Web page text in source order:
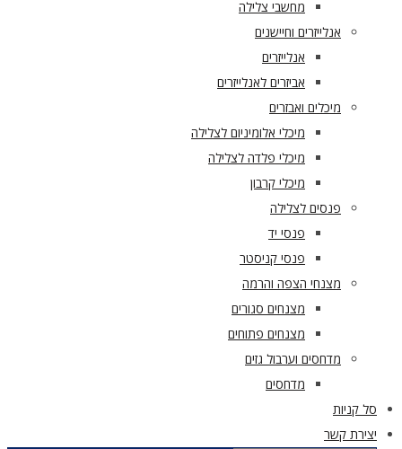
מחשבי צלילה
אנלייזרים וחיישנים
אנלייזרים
אביזרים לאנלייזרים
מיכלים ואבזרים
מיכלי אלומיניום לצלילה
מיכלי פלדה לצלילה
מיכלי קרבון
פנסים לצלילה
פנסי יד
פנסי קניסטר
מצנחי הצפה והרמה
מצנחים סגורים
מצנחים פתוחים
מדחסים וערבול גזים
מדחסים
סל קניות
יצירת קשר